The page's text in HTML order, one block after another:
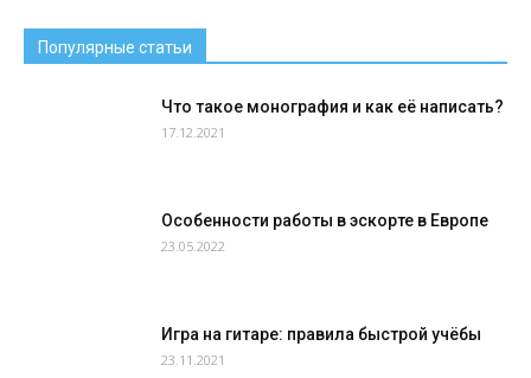
Популярные статьи
Что такое монография и как её написать?
17.12.2021
Особенности работы в эскорте в Европе
23.05.2022
Игра на гитаре: правила быстрой учёбы
23.11.2021